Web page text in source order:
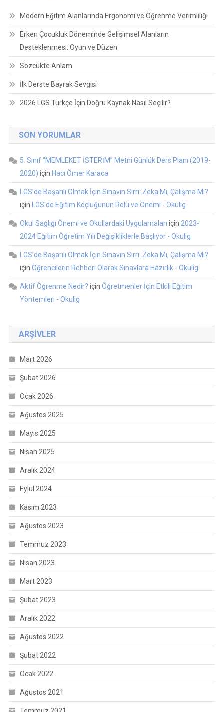
Modern Eğitim Alanlarında Ergonomi ve Öğrenme Verimliliği
Erken Çocukluk Döneminde Gelişimsel Alanların
Desteklenmesi: Oyun ve Düzen
Sözcükte Anlam
İlk Derste Bayrak Sevgisi
2026 LGS Türkçe İçin Doğru Kaynak Nasıl Seçilir?
SON YORUMLAR
5. Sınıf “MEMLEKET İSTERİM” Metni Günlük Ders Planı (2019-
2020) için Hacı Ömer Karaca
LGS’de Başarılı Olmak İçin Sınavın Sırrı: Zeka Mı, Çalışma Mı?
için
LGS'de Eğitim Koçluğunun Rolü ve Önemi - Okulig
Okul Sağlığı Önemi ve Okullardaki Uygulamaları için 2023-
2024 Eğitim Öğretim Yılı Değişikliklerle Başlıyor - Okulig
LGS’de Başarılı Olmak İçin Sınavın Sırrı: Zeka Mı, Çalışma Mı?
için Öğrencilerin Rehberi Olarak Sınavlara Hazırlık - Okulig
Aktif Öğrenme Nedir? için Öğretmenler İçin Etkili Eğitim
Yöntemleri - Okulig
ARŞIVLER
Mart 2026
Şubat 2026
Ocak 2026
Ağustos 2025
Mayıs 2025
Nisan 2025
Aralık 2024
Eylül 2024
Kasım 2023
Ağustos 2023
Temmuz 2023
Nisan 2023
Mart 2023
Şubat 2023
Aralık 2022
Ağustos 2022
Şubat 2022
Ocak 2022
Ağustos 2021